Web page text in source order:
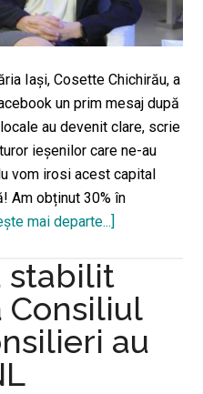
Iaşi, Cosette Chichirău, a
un prim mesaj după
au devenit clare, scrie
ieșenilor care ne-au
vom irosi acest capital
Am obținut 30% în
mai departe...]
mesaj
“la
rece”:
stabilit
Consiliul
au